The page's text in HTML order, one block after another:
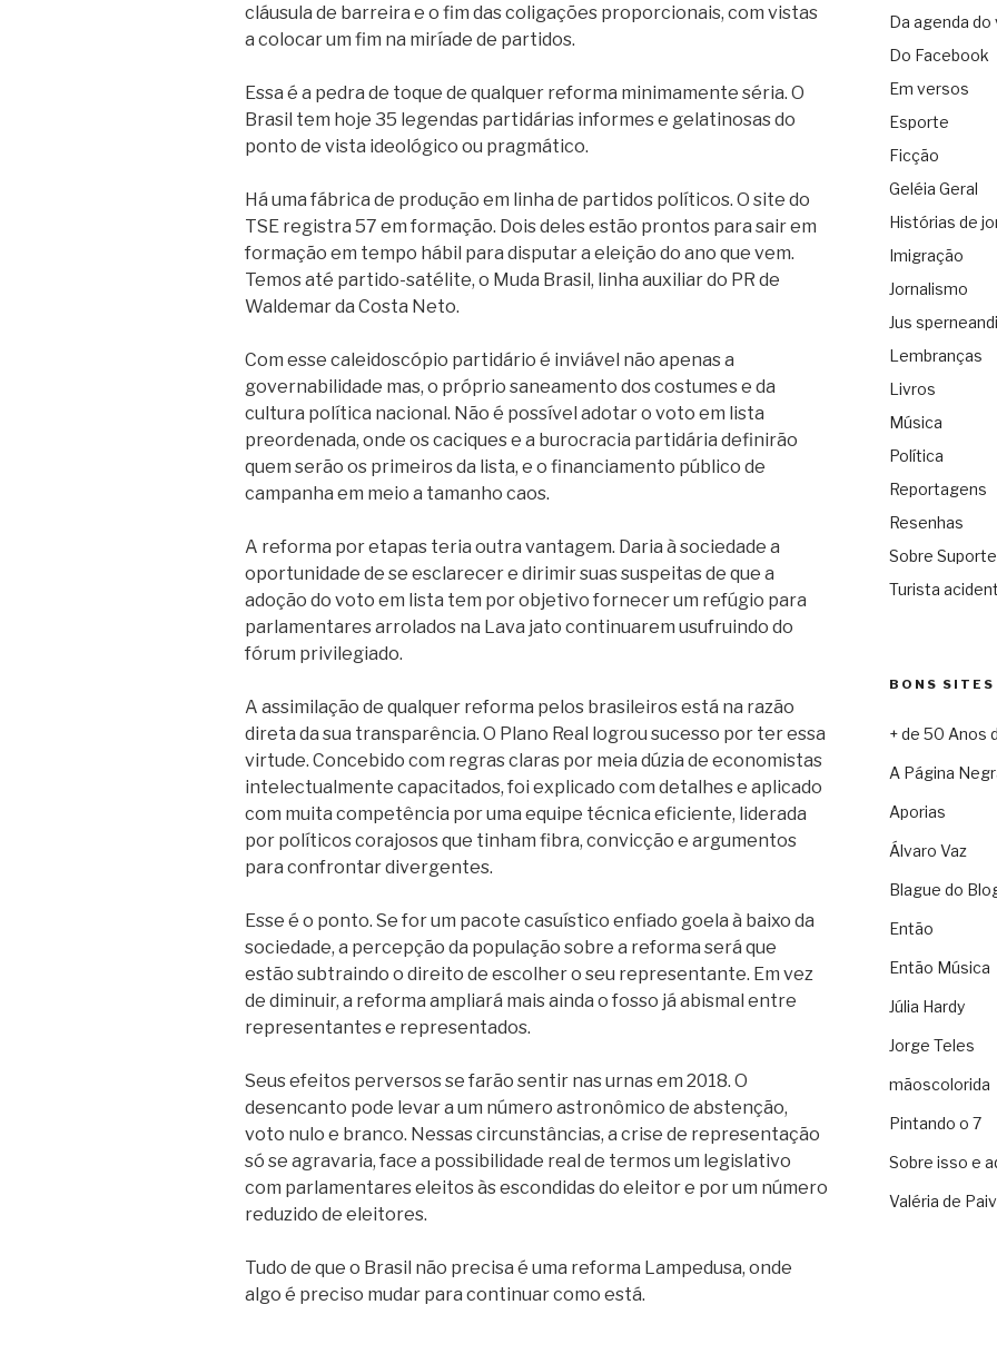
cláusula de barreira e o fim das coligações proporcionais, com vistas
a colocar um fim na miríade de partidos.
Essa é a pedra de toque de qualquer reforma minimamente séria. O
Brasil tem hoje 35 legendas partidárias informes e gelatinosas do
ponto de vista ideológico ou pragmático.
Há uma fábrica de produção em linha de partidos políticos. O site do
TSE registra 57 em formação. Dois deles estão prontos para sair em
formação em tempo hábil para disputar a eleição do ano que vem.
Temos até partido-satélite, o Muda Brasil, linha auxiliar do PR de
Waldemar da Costa Neto.
Com esse caleidoscópio partidário é inviável não apenas a
governabilidade mas, o próprio saneamento dos costumes e da
cultura política nacional. Não é possível adotar o voto em lista
preordenada, onde os caciques e a burocracia partidária definirão
quem serão os primeiros da lista, e o financiamento público de
campanha em meio a tamanho caos.
A reforma por etapas teria outra vantagem. Daria à sociedade a
oportunidade de se esclarecer e dirimir suas suspeitas de que a
adoção do voto em lista tem por objetivo fornecer um refúgio para
parlamentares arrolados na Lava jato continuarem usufruindo do
fórum privilegiado.
A assimilação de qualquer reforma pelos brasileiros está na razão
direta da sua transparência. O Plano Real logrou sucesso por ter essa
virtude. Concebido com regras claras por meia dúzia de economistas
intelectualmente capacitados, foi explicado com detalhes e aplicado
com muita competência por uma equipe técnica eficiente, liderada
por políticos corajosos que tinham fibra, convicção e argumentos
para confrontar divergentes.
Esse é o ponto. Se for um pacote casuístico enfiado goela à baixo da
sociedade, a percepção da população sobre a reforma será que
estão subtraindo o direito de escolher o seu representante. Em vez
de diminuir, a reforma ampliará mais ainda o fosso já abismal entre
representantes e representados.
Seus efeitos perversos se farão sentir nas urnas em 2018. O
desencanto pode levar a um número astronômico de abstenção,
voto nulo e branco. Nessas circunstâncias, a crise de representação
só se agravaria, face a possibilidade real de termos um legislativo
com parlamentares eleitos às escondidas do eleitor e por um número
reduzido de eleitores.
Tudo de que o Brasil não precisa é uma reforma Lampedusa, onde
algo é preciso mudar para continuar como está.
Da agenda do
Do Facebook
Em versos
Esporte
Ficção
Geléia Geral
Histórias de
Imigração
Jornalismo
Jus sperneandi
Lembranças
Livros
Música
Política
Reportagens
Resenhas
Sobre
Turista
BONS SITES
+ de 50 Anos
A Página
Aporias
Álvaro Vaz
Blague do
Então
Então Música
Júlia Hardy
Jorge Teles
mãoscolorida
Pintando o 7
Sobre isso e
Valéria de